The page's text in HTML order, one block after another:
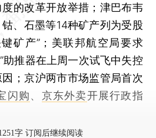
的改革开放举措；津巴布韦
、石墨等14种矿产列为受股
矿产”；美联邦航空局要求
助推器在上周一次试飞中失控
；京沪两市市场监管局首次
闪购、 京东外卖开展行政指
字 订阅后继续阅读